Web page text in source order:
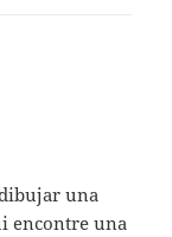
una
encontre una